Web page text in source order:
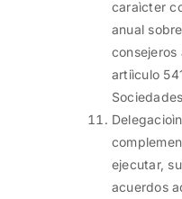
caraìcter
anual
consejeros
artiìculo
ejecutar,
acuerdos